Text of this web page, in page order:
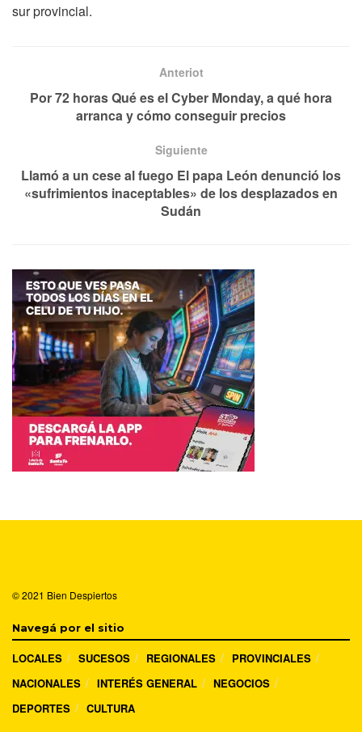
sur provincial.
Anteriot
Por 72 horas Qué es el Cyber Monday, a qué hora
arranca y cómo conseguir precios
Siguiente
Llamó a un cese al fuego El papa León denunció los
«sufrimientos inaceptables» de los desplazados en
Sudán
© 2021 Bien Despiertos
Navegá por el sitio
LOCALES SUCESOS REGIONALES
PROVINCIALES
NACIONALES
INTERÉS GENERAL
NEGOCIOS
DEPORTES
CULTURA